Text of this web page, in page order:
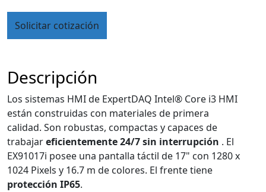
Solicitar cotización
Descripción
Los sistemas HMI de ExpertDAQ Intel® Core i3 HMI
están construidas con materiales de primera
calidad. Son robustas, compactas y capaces de
trabajareficientemente 24/7 sin interrupción . El
EX91017i posee una pantalla táctil de 17" con 1280 x
1024 Pixels y 16.7 m de colores. El frente tiene
protección IP65.